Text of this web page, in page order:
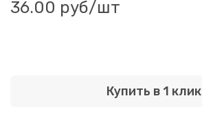
36.00 руб/шт
Купить в 1 клик